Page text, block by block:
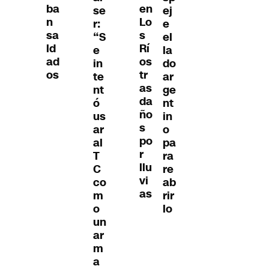
ba
n
sa
ld
ad
os
se
r:
“S
e
in
te
nt
ó
us
ar
al
T
C
co
m
o
un
ar
m
a
en
Lo
s
Rí
os
tr
as
da
ño
s
po
r
llu
vi
as
ej
e
el
la
do
ar
ge
nt
in
o
pa
ra
re
ab
rir
lo